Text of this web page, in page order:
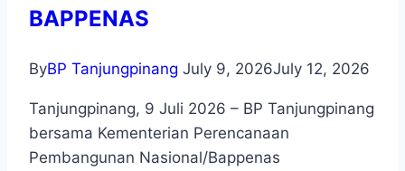
BAPPENAS
ByBP Tanjungpinang July 9, 2026July 12, 2026
Tanjungpinang, 9 Juli 2026 – BP Tanjungpinang
bersama Kementerian Perencanaan
Pembangunan Nasional/Bappenas